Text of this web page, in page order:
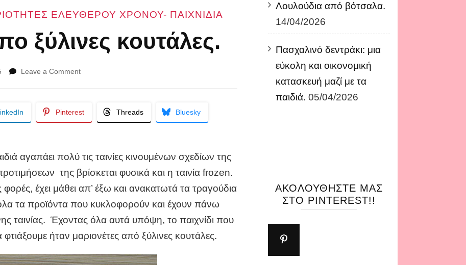
ΕΛΕΥΘΕΡΟΥ ΧΡΟΝΟΥ- ΠΑΙΧΝΙΔΙΑ
ξύλινες κουτάλες.
Leave a Commenton
κουτάλες.
Pinterest Threads Bluesky
αγαπάει πολύ τις ταινίες κινουμένων σχεδίων της
της βρίσκεται φυσικά και η ταινία frozen.
έχει μάθει απ’ έξω και ανακατωτά τα τραγούδια
τα προϊόντα που κυκλοφορούν και έχουν πάνω
ταινίας. Έχοντας όλα αυτά υπόψη, το παιχνίδι που
ήταν μαριονέτες από ξύλινες κουτάλες.
Λουλούδια από βότσαλα.
14/04/2026
Πασχαλινό δεντράκι: μια
εύκολη και οικονομική
κατασκευή μαζί με τα
παιδιά. 05/04/2026
ΑΚΟΛΟΥΘΉΣΤΕ ΜΑΣ
ΣΤΟ PINTEREST!!